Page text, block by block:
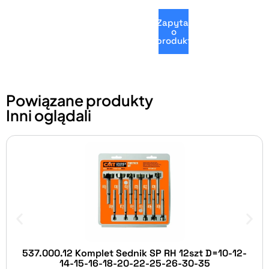
Zapytaj
o
produkt
Powiązane produkty
Inni oglądali
537.000.12 Komplet Sednik SP RH 12szt D=10-12-
14-15-16-18-20-22-25-26-30-35